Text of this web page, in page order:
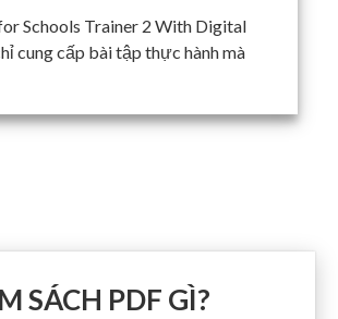
Schools Trainer 2 With Digital
cung cấp bài tập thực hành mà
SÁCH PDF GÌ?